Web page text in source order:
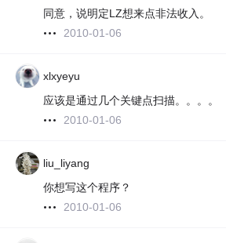
同意，说明定LZ想来点非法收入。
2010-01-06
xlxyeyu
应该是通过几个关键点扫描。。。。
2010-01-06
liu_liyang
你想写这个程序？
2010-01-06